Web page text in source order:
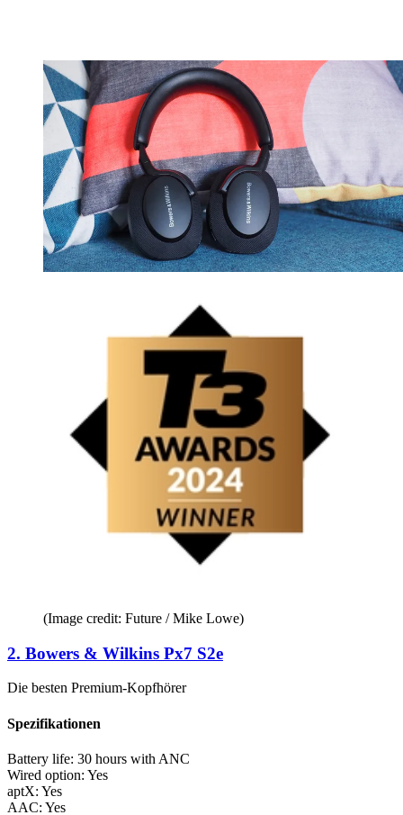
(Image credit: Future / Mike Lowe)
2. Bowers & Wilkins Px7 S2e
Die besten Premium-Kopfhörer
Spezifikationen
Battery life: 30 hours with ANC
Wired option: Yes
aptX: Yes
AAC: Yes